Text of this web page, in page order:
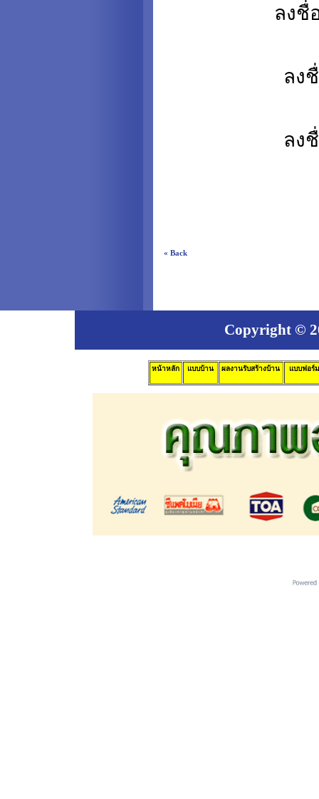
ลงชื่
ลง
ลง
« Back
Copyright ©
หน้าหลัก แบบบ้าน ผลงานรับสร้างบ้าน แบบฟอร์